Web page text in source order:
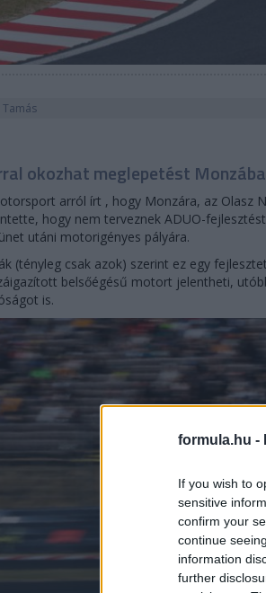
formula.hu -
If you wish to
sensitive
confirm your
continue
information
further
okozhat meglepetést
arról írt , hogy Monzára, az Olasz
hogy nem terveznek ADUO-
utáni motorigényes pályára.
(tényleg csak azok) szerint ez egy
belsőégésű motort jelentheti,
is.